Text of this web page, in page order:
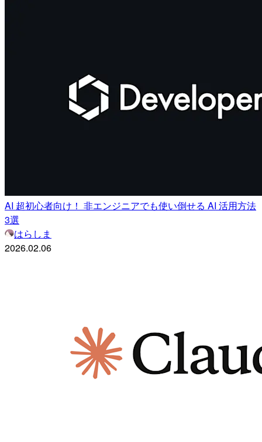
AI 超初心者向け！ 非エンジニアでも使い倒せる AI 活用方法
3選
はらしま
2026.02.06